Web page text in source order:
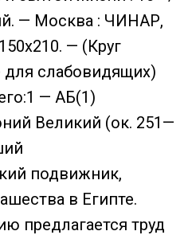
— Москва : ЧИНАР,
— (Круг
для слабовидящих)
— АБ(1)
Великий (ок. 251—
подвижник,
в Египте.
предлагается труд